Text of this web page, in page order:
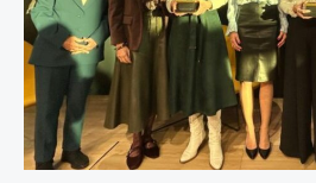
era
de
la
abundancia